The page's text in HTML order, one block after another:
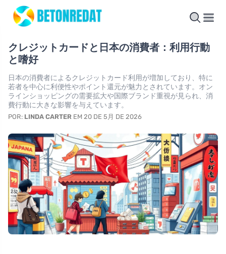
クレジットカードと日本の消費者：利用行動
と嗜好
日本の消費者によるクレジットカード利用が増加しており、特に
若者を中心に利便性やポイント還元が魅力とされています。オン
ラインショッピングの需要拡大や国際ブランド重視が見られ、消
費行動に大きな影響を与えています。
POR: LINDA CARTER EM 20 DE 5月 DE 2026